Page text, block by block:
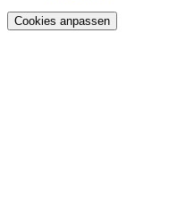
Cookies anpassen